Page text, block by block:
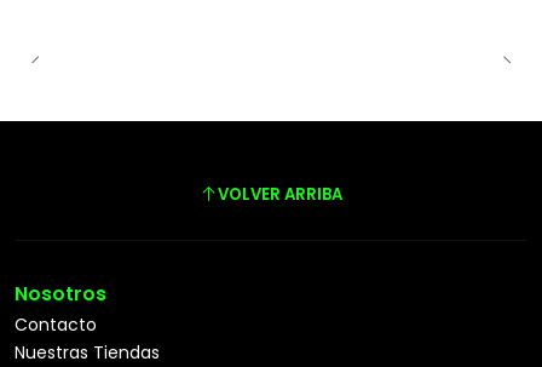
VOLVER ARRIBA
Nosotros
Contacto
Nuestras Tiendas